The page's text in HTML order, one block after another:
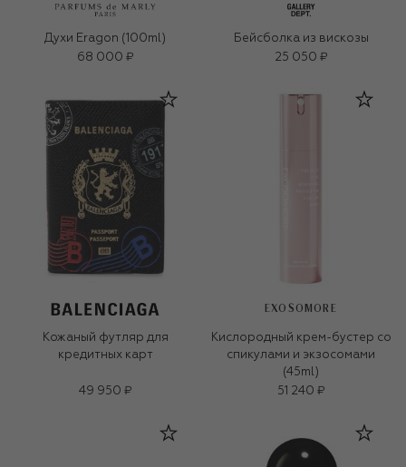
Духи Eragon (100ml)
68 000 ₽
Бейсболка из вискозы
25 050 ₽
Кожаный футляр для
кредитных карт
49 950 ₽
EXOSOMORE
Кислородный крем-бустер со
спикулами и экзосомами
(45ml)
51 240 ₽